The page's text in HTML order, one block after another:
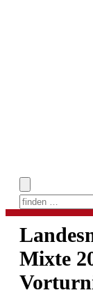
Skip
content
Mixte